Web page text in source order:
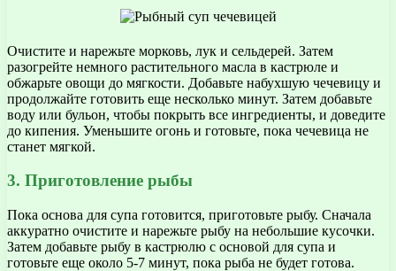
Очистите и нарежьте морковь, лук и сельдерей. Затем
разогрейте немного растительного масла в кастрюле и
обжарьте овощи до мягкости. Добавьте набухшую чечевицу и
продолжайте готовить еще несколько минут. Затем добавьте
воду или бульон, чтобы покрыть все ингредиенты, и доведите
до кипения. Уменьшите огонь и готовьте, пока чечевица не
станет мягкой.
3. Приготовление рыбы
Пока основа для супа готовится, приготовьте рыбу. Сначала
аккуратно очистите и нарежьте рыбу на небольшие кусочки.
Затем добавьте рыбу в кастрюлю с основой для супа и
готовьте еще около 5-7 минут, пока рыба не будет готова.